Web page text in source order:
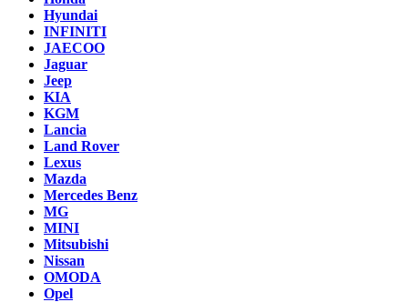
Hyundai
INFINITI
JAECOO
Jaguar
Jeep
KIA
KGM
Lancia
Land Rover
Lexus
Mazda
Mercedes Benz
MG
MINI
Mitsubishi
Nissan
OMODA
Opel